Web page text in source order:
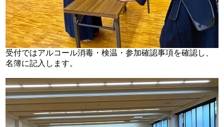
受付ではアルコール消毒・検温・参加確認事項を確認し、
名簿に記入します。